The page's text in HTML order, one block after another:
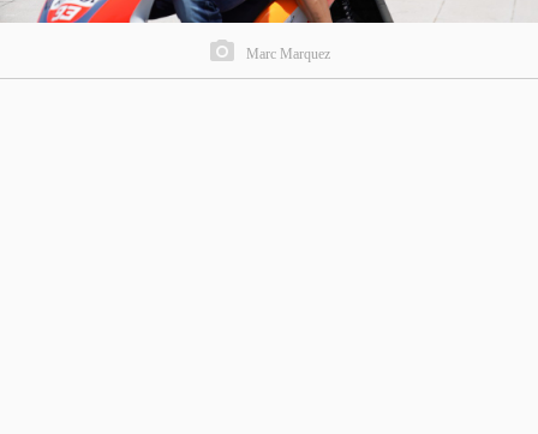
Marc Marquez